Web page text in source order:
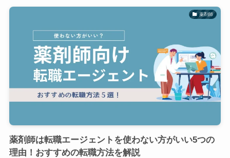
薬剤師
薬剤師は転職エージェントを使わない方がいい5つの
理由！おすすめの転職方法を解説